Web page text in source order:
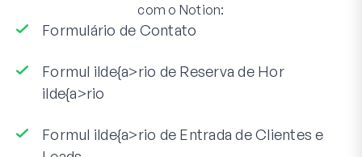
com o Notion:
Formulário de Contato
Formul ilde{a>rio de Reserva de Hor
ilde{a>rio
Formul ilde{a>rio de Entrada de Clientes e